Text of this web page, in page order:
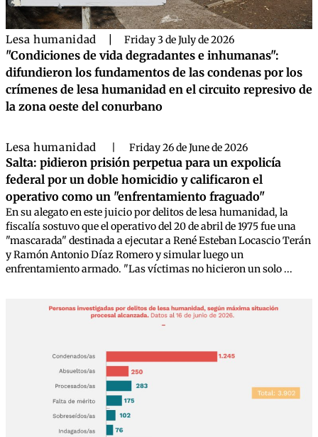
Lesa humanidad Friday 3 de July de 2026
"Condiciones de vida degradantes e inhumanas":
difundieron los fundamentos de las condenas por los
crímenes de lesa humanidad en el circuito represivo de
la zona oeste del conurbano
Lesa humanidad Friday 26 de June de 2026
Salta: pidieron prisión perpetua para un expolicía
federal por un doble homicidio y calificaron el
operativo como un "enfrentamiento fraguado"
En su alegato en este juicio por delitos de lesa humanidad, la
fiscalía sostuvo que el operativo del 20 de abril de 1975 fue una
"mascarada" destinada a ejecutar a René Esteban Locascio Terán
y Ramón Antonio Díaz Romero y simular luego un
enfrentamiento armado. "Las víctimas no hicieron un solo ...